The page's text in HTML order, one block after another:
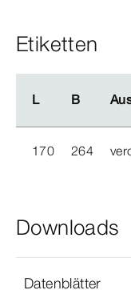
Etiketten
L B
L B
170 264
Downloads
Datenblätter